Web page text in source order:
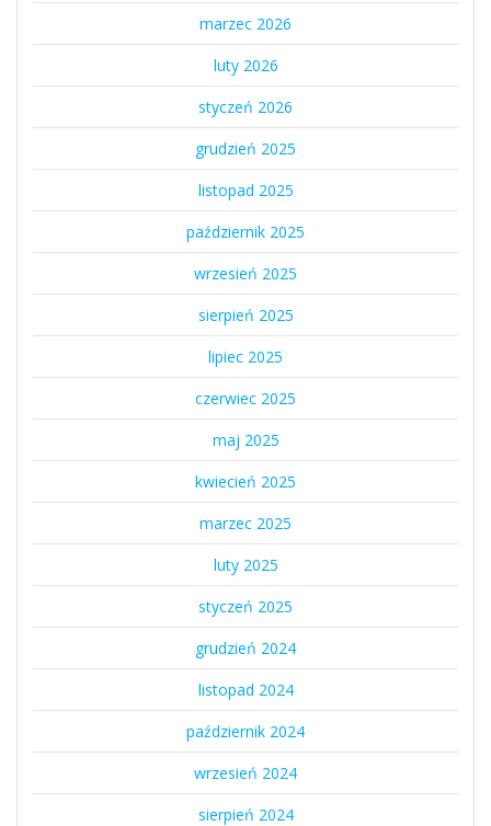
marzec 2026
luty 2026
styczeń 2026
grudzień 2025
listopad 2025
październik 2025
wrzesień 2025
sierpień 2025
lipiec 2025
czerwiec 2025
maj 2025
kwiecień 2025
marzec 2025
luty 2025
styczeń 2025
grudzień 2024
listopad 2024
październik 2024
wrzesień 2024
sierpień 2024